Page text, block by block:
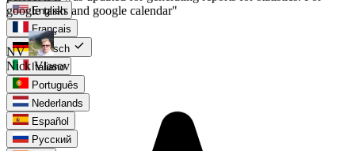
English
Français
Deutsch check
Italiano
Português
Nederlands
Español
Русский